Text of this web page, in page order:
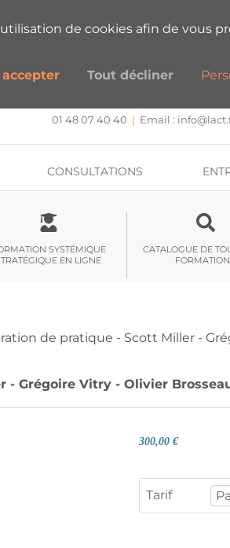
CENTRE DE FORMATION, INTERVENTION ET
01 48 07 40 40 | Email :
SUR NOS FORMATIONS ?
CONSULTATIONS
SYSTÉMIQUE
EN LIGNE
CATALOGUE DE
de pratique - Scott Miller -
Vitry - Olivier Brosseau
300,00 €
Tarif
de cookies afin de vous
Tout décliner